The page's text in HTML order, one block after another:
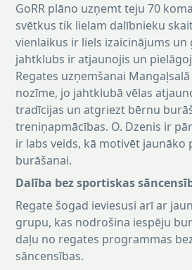
GoRR plāno uzņemt teju 70
svētkus tik lielam dalībnieku
vienlaikus ir liels izaicinājums un
jahtklubs ir atjaunojis un
Regates uzņemšanai
nozīme, jo jahtklubā vēlas
tradīcijas un atgriezt bērnu
treniņapmācības. O. Dzenis ir
ir labs veids, kā motivēt jaunāko
burāšanai.
Dalība bez sportiskas
Regate šogad ieviesusi arī ar
grupu, kas nodrošina iespēju
daļu no regates programmas
sāncensības.